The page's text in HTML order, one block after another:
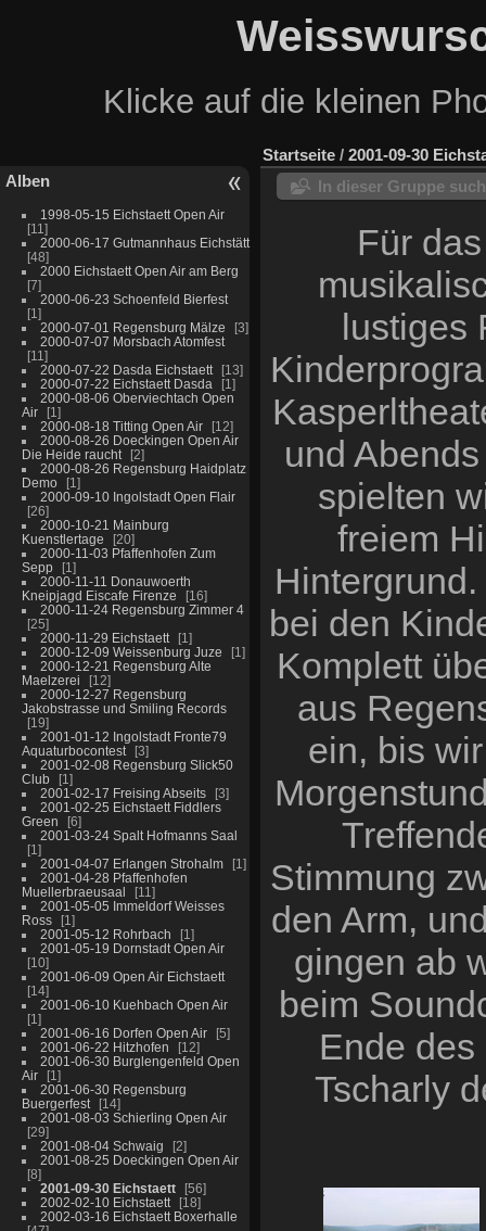
Klicke auf die kleinen
Alben
1998-05-15 Eichstaett Open Air
11
2000-06-17 Gutmannhaus Eichstätt
48
2000 Eichstaett Open Air am Berg
7
2000-06-23 Schoenfeld Bierfest
1
2000-07-01 Regensburg Mälze
3
2000-07-07 Morsbach Atomfest
11
2000-07-22 Dasda Eichstaett
13
2000-07-22 Eichstaett Dasda
1
2000-08-06 Oberviechtach Open
Air
1
2000-08-18 Titting Open Air
12
2000-08-26 Doeckingen Open Air
Die Heide raucht
2
2000-08-26 Regensburg Haidplatz
Demo
1
2000-09-10 Ingolstadt Open Flair
26
2000-10-21 Mainburg
Kuenstlertage
20
2000-11-03 Pfaffenhofen Zum
Sepp
1
2000-11-11 Donauwoerth
Kneipjagd Eiscafe Firenze
16
2000-11-24 Regensburg Zimmer 4
25
2000-11-29 Eichstaett
1
2000-12-09 Weissenburg Juze
1
2000-12-21 Regensburg Alte
Maelzerei
12
2000-12-27 Regensburg
Jakobstrasse und Smiling Records
19
2001-01-12 Ingolstadt Fronte79
Aquaturbocontest
3
2001-02-08 Regensburg Slick50
Club
1
2001-02-17 Freising Abseits
3
2001-02-25 Eichstaett Fiddlers
Green
6
2001-03-24 Spalt Hofmanns Saal
1
2001-04-07 Erlangen Strohalm
1
2001-04-28 Pfaffenhofen
Muellerbraeusaal
11
2001-05-05 Immeldorf Weisses
Ross
1
2001-05-12 Rohrbach
1
2001-05-19 Dornstadt Open Air
10
2001-06-09 Open Air Eichstaett
14
2001-06-10 Kuehbach Open Air
1
2001-06-16 Dorfen Open Air
5
2001-06-22 Hitzhofen
12
2001-06-30 Burglengenfeld Open
Air
1
2001-06-30 Regensburg
Buergerfest
14
2001-08-03 Schierling Open Air
29
2001-08-04 Schwaig
2
2001-08-25 Doeckingen Open Air
8
2001-09-30 Eichstaett
56
2002-02-10 Eichstaett
18
2002-03-16 Eichstaett Boxerhalle
Startseite / 2001-09-30
In dieser Gruppe
Für
lustiges
und
spielten
freiem
bei den
Komplett
aus
ein, bis
Stimmung
den Arm,
gingen ab
beim
Ende
Tscharly